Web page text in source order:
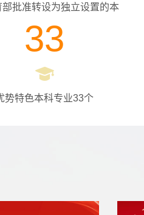
批准转设为独立设置的本
33
势特色本科专业33个